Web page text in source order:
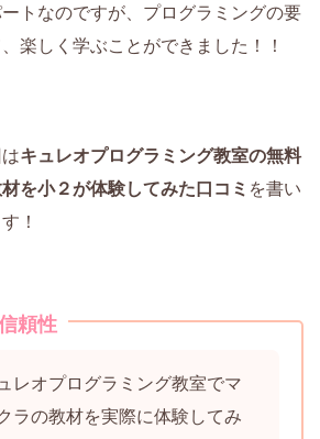
トなのですが、プログラミングの要
楽しく学ぶことができました！！
キュレオプログラミング教室の無料
を小２が体験してみた口コミ を書い
！
頼性
レオプログラミング教室でマ
ラの教材を実際に体験してみ